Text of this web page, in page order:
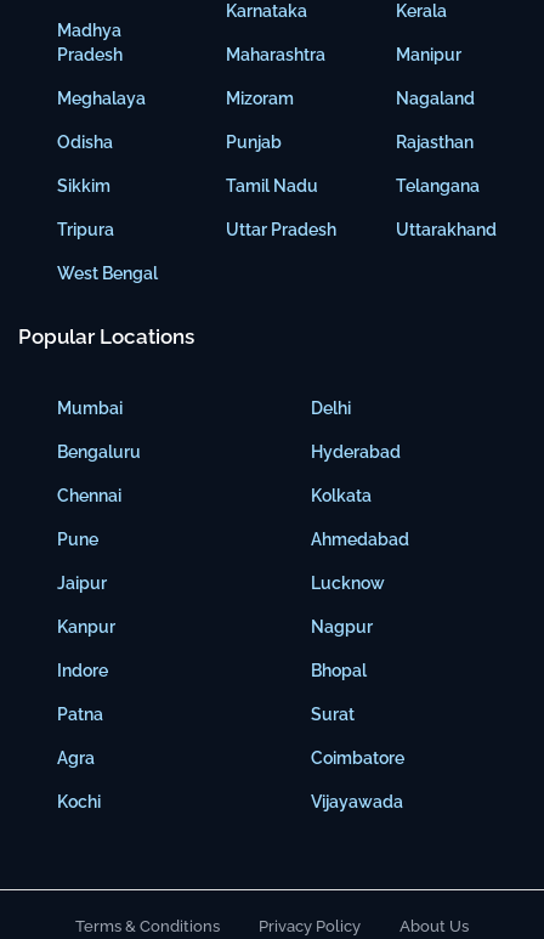
Madhya
Pradesh
Meghalaya
Odisha
Sikkim
Tripura
West Bengal
Karnataka
Maharashtra
Mizoram
Punjab
Tamil Nadu
Uttar Pradesh
Kerala
Manipur
Nagaland
Rajasthan
Telangana
Uttarakhand
Popular Locations
Mumbai
Bengaluru
Chennai
Pune
Jaipur
Kanpur
Indore
Patna
Agra
Kochi
Delhi
Hyderabad
Kolkata
Ahmedabad
Lucknow
Nagpur
Bhopal
Surat
Coimbatore
Vijayawada
Terms & Conditions Privacy Policy About Us